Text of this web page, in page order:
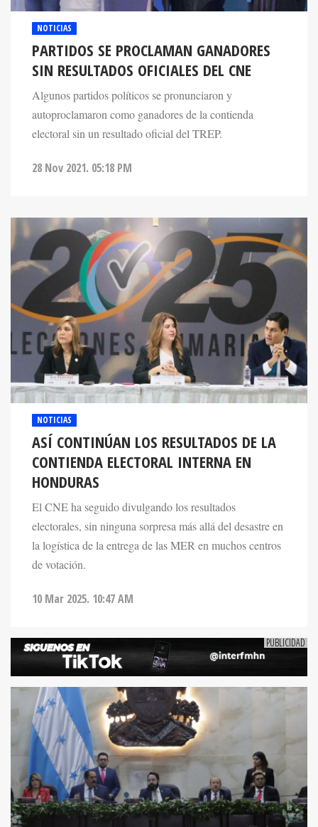
NOTICIAS
PARTIDOS SE PROCLAMAN GANADORES
SIN RESULTADOS OFICIALES DEL CNE
Algunos partidos políticos se pronunciaron y
autoproclamaron como ganadores de la contienda
electoral sin un resultado oficial del TREP.
28 Nov 2021. 05:18 PM
NOTICIAS
ASÍ CONTINÚAN LOS RESULTADOS DE LA
CONTIENDA ELECTORAL INTERNA EN
HONDURAS
El CNE ha seguido divulgando los resultados
electorales, sin ninguna sorpresa más allá del desastre en
la logística de la entrega de las MER en muchos centros
de votación.
10 Mar 2025. 10:47 AM